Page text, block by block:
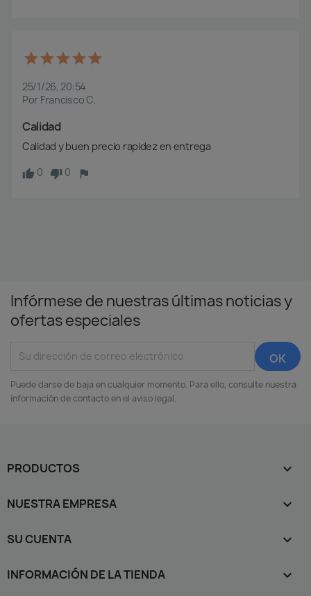
25/1/26, 20:54
Por Francisco C.
Calidad
Calidad y buen precio rapidez en entrega
0
0
Infórmese de nuestras últimas noticias y
ofertas especiales
Puede darse de baja en cualquier momento. Para ello, consulte nuestra
información de contacto en el aviso legal.
PRODUCTOS 
NUESTRA EMPRESA 
SU CUENTA 
INFORMACIÓN DE LA TIENDA keyboard_arrow_down